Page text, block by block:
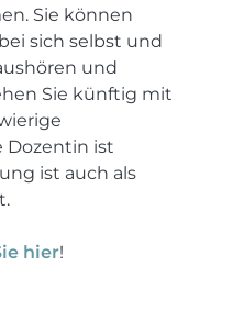
Sie können
sich selbst und
und
Sie künftig mit
Dozentin ist
ist auch als
hier!